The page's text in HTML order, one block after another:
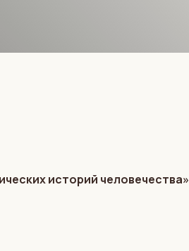
историй человечества»